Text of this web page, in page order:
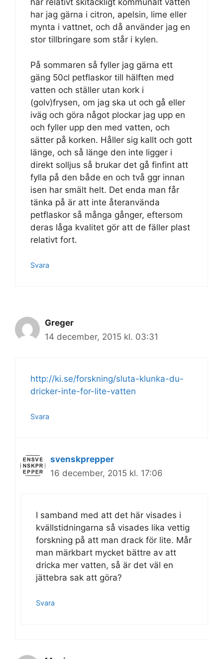
har relativt skitäckligt kommunalt vatten
har jag gärna i citron, apelsin, lime eller
mynta i vattnet, och då använder jag en
stor tillbringare som står i kylen.
På sommaren så fyller jag gärna ett
gäng 50cl petflaskor till hälften med
vatten och ställer utan kork i
(golv)frysen, om jag ska ut och gå eller
iväg och göra något plockar jag upp en
och fyller upp den med vatten, och
sätter på korken. Håller sig kallt och gott
länge, och så länge den inte ligger i
direkt solljus så brukar det gå finfint att
fylla på den både en och två ggr innan
isen har smält helt. Det enda man får
tänka på är att inte återanvända
petflaskor så många gånger, eftersom
deras låga kvalitet gör att de fäller plast
relativt fort.
Svara
Greger
14 december, 2015 kl. 03:31
http://ki.se/forskning/sluta-klunka-du-
dricker-inte-for-lite-vatten
Svara
svenskprepper
16 december, 2015 kl. 17:06
I samband med att det här visades i
kvällstidningarna så visades lika vettig
forskning på att man drack för lite. Mår
man märkbart mycket bättre av att
dricka mer vatten, så är det väl en
jättebra sak att göra?
Svara